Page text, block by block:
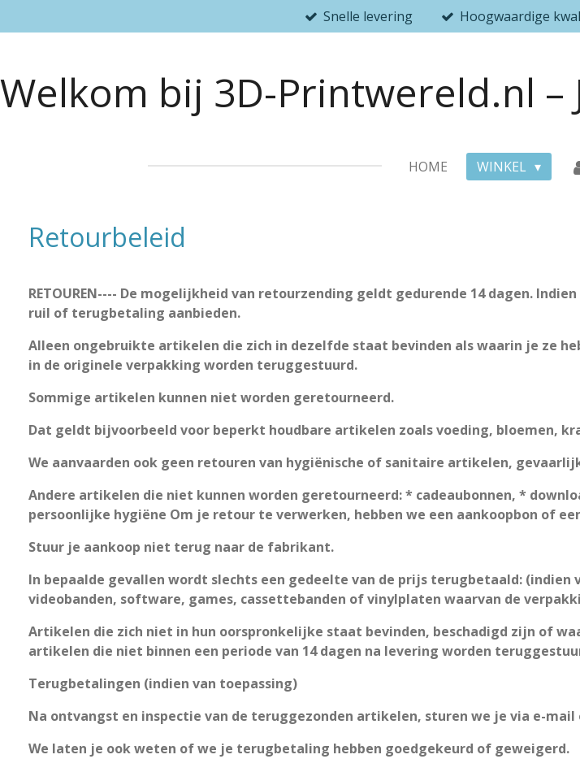
direct
hoofdinhoud
Snelle levering Hoogwaardige
Welkom bij 3D-Printwereld.nl
HOME WINKEL
Retourbeleid
RETOUREN---- De mogelijkheid van retourzending geldt gedurende 14 dagen.
ruil of terugbetaling aanbieden.
Alleen ongebruikte artikelen die zich in dezelfde staat bevinden als waarin je ze
in de originele verpakking worden teruggestuurd.
Sommige artikelen kunnen niet worden geretourneerd.
Dat geldt bijvoorbeeld voor beperkt houdbare artikelen zoals voeding, bloemen,
We aanvaarden ook geen retouren van hygiënische of sanitaire artikelen,
Andere artikelen die niet kunnen worden geretourneerd: * cadeaubonnen, *
persoonlijke hygiëne Om je retour te verwerken, hebben we een aankoopbon of
Stuur je aankoop niet terug naar de fabrikant.
In bepaalde gevallen wordt slechts een gedeelte van de prijs terugbetaald:
videobanden, software, games, cassettebanden of vinylplaten waarvan de
Artikelen die zich niet in hun oorspronkelijke staat bevinden, beschadigd zijn of
artikelen die niet binnen een periode van 14 dagen na levering worden
Terugbetalingen (indien van toepassing)
Na ontvangst en inspectie van de teruggezonden artikelen, sturen we je via e-
We laten je ook weten of we je terugbetaling hebben goedgekeurd of geweigerd.